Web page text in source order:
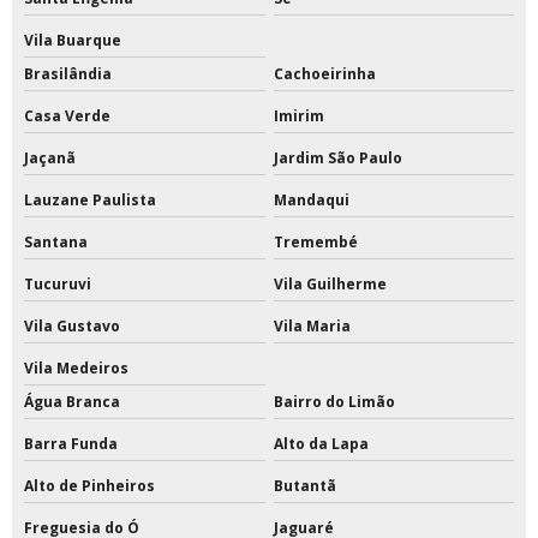
Redes de tenis de quadra
Redes esportivas
Redes esportivas para quadras
Redes esportivas sob medida
Reformas em quadras esportivas
Tabela de basquete acrilico oficial preço
Tabela de basquete com estrutura de ferro
Tabela de basquete com estrutura preço
Tabela de basquete oficial
Vila Buarque
Brasilândia
Cachoeirinha
Casa Verde Imirim
Jaçanã Jardim São Paulo
Lauzane Paulista Mandaqui
Santana Tremembé
Tucuruvi Vila Guilherme
Vila Gustavo Vila Maria
Vila Medeiros
Água Branca
Bairro do Limão
Barra Funda Alto da Lapa
Alto de Pinheiros Butantã
Freguesia do Ó Jaguaré